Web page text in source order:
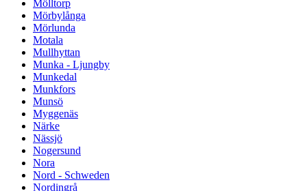
Mölltorp
Mörbylånga
Mörlunda
Motala
Mullhyttan
Munka - Ljungby
Munkedal
Munkfors
Munsö
Myggenäs
Närke
Nässjö
Nogersund
Nora
Nord - Schweden
Nordingrå